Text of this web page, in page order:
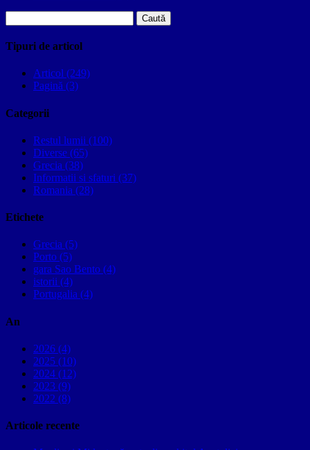
după:
Tipuri de articol
Articol (249)
Pagină (3)
Categorii
Restul lumii (100)
Diverse (65)
Grecia (38)
Informatii si sfaturi (37)
Romania (28)
Etichete
Grecia (5)
Porto (5)
gara Sao Bento (4)
istorii (4)
Portugalia (4)
An
2026 (4)
2025 (10)
2024 (12)
2023 (9)
2022 (8)
Articole recente